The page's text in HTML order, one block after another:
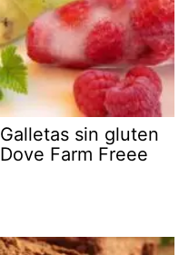
Galletas sin gluten
Dove Farm Freee